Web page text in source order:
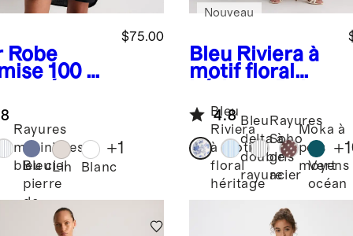
Robe
100 %
$75.00
Rayures
marinières
bleu ciel
Bleu
pierre
de
Lin Blanc
+1
Bleu Riviera à
motif floral
longue étagée
en popeline
100 % coton
biologique
Nouveau
4.8
Bleu
Riviera
à motif
floral
héritage
Bleu
delta à
double
rayure
Rayures
Soho
gris
acier
Moka à
pois
moyens
Vert
océan
+